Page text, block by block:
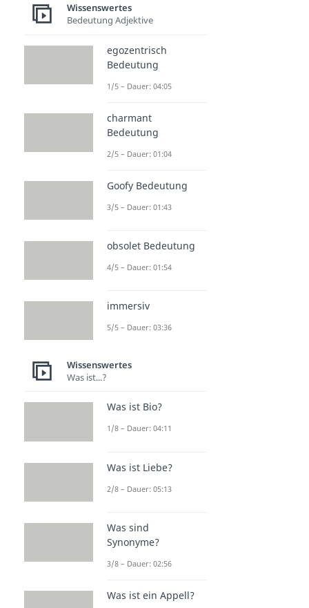
Wissenswertes
Bedeutung Adjektive
egozentrisch
Bedeutung
1/5 – Dauer: 04:05
charmant
Bedeutung
2/5 – Dauer: 01:04
Goofy Bedeutung
3/5 – Dauer: 01:43
obsolet Bedeutung
4/5 – Dauer: 01:54
immersiv
5/5 – Dauer: 03:36
Wissenswertes
Was ist...?
Was ist Bio?
1/8 – Dauer: 04:11
Was ist Liebe?
2/8 – Dauer: 05:13
Was sind
Synonyme?
3/8 – Dauer: 02:56
Was ist ein Appell?